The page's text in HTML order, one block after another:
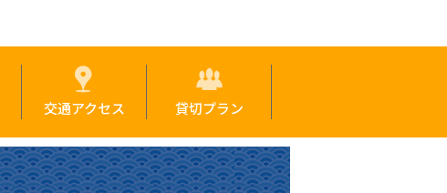
交通アクセス 貸切プラン